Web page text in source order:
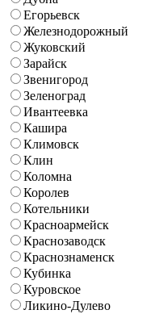
Егорьевск
Железнодорожный
Жуковский
Зарайск
Звенигород
Зеленоград
Ивантеевка
Кашира
Климовск
Клин
Коломна
Королев
Котельники
Красноармейск
Краснозаводск
Краснознаменск
Кубинка
Куровское
Ликино-Дулево